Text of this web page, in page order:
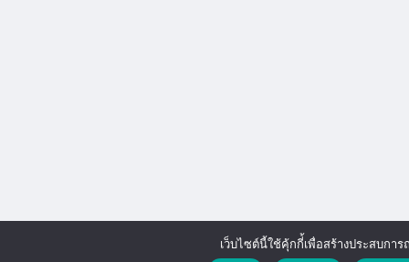
เว็บไซต์นี้ใช้คุ้กกี่้เพื่อสร้างประสบกา